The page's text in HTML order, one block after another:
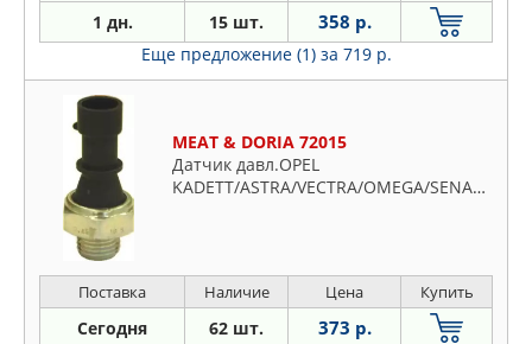
1 дн. 15 шт. 358 р.
Еще предложение (1) за 719 р.
MEAT & DORIA 72015
Датчик давл.OPEL
KADETT/ASTRA/VECTRA/OMEGA/SENATOR
Поставка Наличие Цена Купить
Сегодня 62 шт. 373 р.